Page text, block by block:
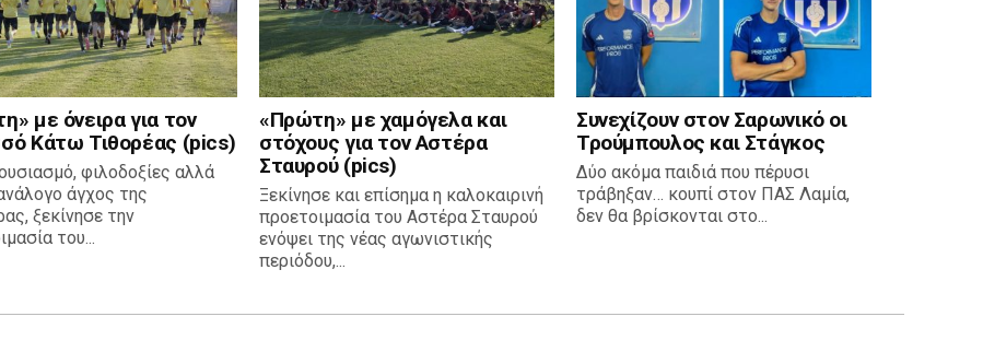
με όνειρα για τον
Κάτω Τιθορέας (pics)
φιλοδοξίες αλλά
άγχος της
ξεκίνησε την
του...
«Πρώτη» με χαμόγελα και
στόχους για τον Αστέρα
Σταυρού (pics)
Ξεκίνησε και επίσημα η καλοκαιρινή
προετοιμασία του Αστέρα Σταυρού
ενόψει της νέας αγωνιστικής
περιόδου,...
Συνεχίζουν στον Σαρωνικό οι
Τρούμπουλος και Στάγκος
Δύο ακόμα παιδιά που πέρυσι
τράβηξαν… κουπί στον ΠΑΣ Λαμία,
δεν θα βρίσκονται στο...